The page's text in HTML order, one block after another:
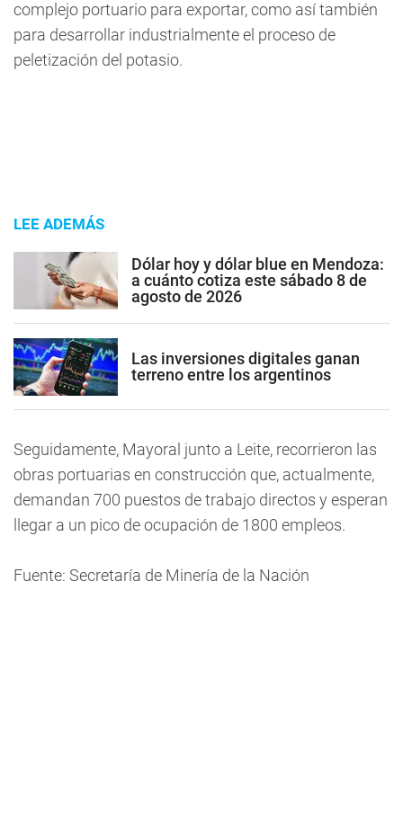
complejo portuario para exportar, como así también
para desarrollar industrialmente el proceso de
peletización del potasio.
LEE ADEMÁS
Dólar hoy y dólar blue en Mendoza:
a cuánto cotiza este sábado 8 de
agosto de 2026
Las inversiones digitales ganan
terreno entre los argentinos
Seguidamente, Mayoral junto a Leite, recorrieron las
obras portuarias en construcción que, actualmente,
demandan 700 puestos de trabajo directos y esperan
llegar a un pico de ocupación de 1800 empleos.
Fuente: Secretaría de Minería de la Nación